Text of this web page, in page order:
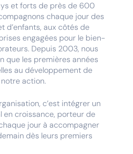
et forts de près de 600
chaque jour des
d’enfants, aux côtés de
engagées pour le bien-
Depuis 2003, nous
que les premières années
au développement de
action.
c’est intégrer un
en croissance, porteur de
jour à accompagner
dès leurs premiers